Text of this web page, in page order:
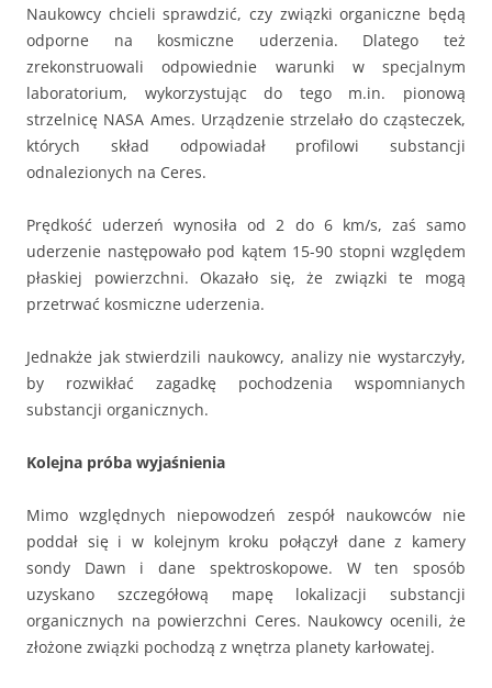
Naukowcy chcieli sprawdzić, czy związki organiczne będą
odporne na kosmiczne uderzenia. Dlatego też
zrekonstruowali odpowiednie warunki w specjalnym
laboratorium, wykorzystując do tego m.in. pionową
strzelnicę NASA Ames. Urządzenie strzelało do cząsteczek,
których skład odpowiadał profilowi substancji
odnalezionych na Ceres.
Prędkość uderzeń wynosiła od 2 do 6 km/s, zaś samo
uderzenie następowało pod kątem 15-90 stopni względem
płaskiej powierzchni. Okazało się, że związki te mogą
przetrwać kosmiczne uderzenia.
Jednakże jak stwierdzili naukowcy, analizy nie wystarczyły,
by rozwikłać zagadkę pochodzenia wspomnianych
substancji organicznych.
Kolejna próba wyjaśnienia
Mimo względnych niepowodzeń zespół naukowców nie
poddał się i w kolejnym kroku połączył dane z kamery
sondy Dawn i dane spektroskopowe. W ten sposób
uzyskano szczegółową mapę lokalizacji substancji
organicznych na powierzchni Ceres. Naukowcy ocenili, że
złożone związki pochodzą z wnętrza planety karłowatej.